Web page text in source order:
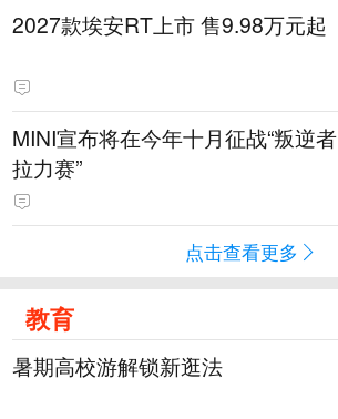
2027款埃安RT上市 售9.98万元起
MINI宣布将在今年十月征战“叛逆者
拉力赛”
点击查看更多
教育
暑期高校游解锁新逛法